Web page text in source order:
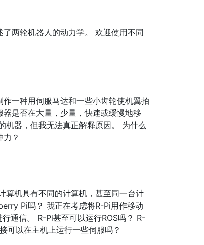
两轮机器人的动力学。 欢迎使用不同
一种用伺服马达和一些小齿轮使机翼拍
是否在大量，少量，快速或缓慢地移
机器，但我无法真正解释原因。 为什么
？
算机具有不同的计算机，甚至同一台计
Pi吗？ 我正在考虑将R-Pi用作移动
通信。 R-Pi甚至可以运行ROS吗？ R-
可以在主机上运行一些伺服吗？